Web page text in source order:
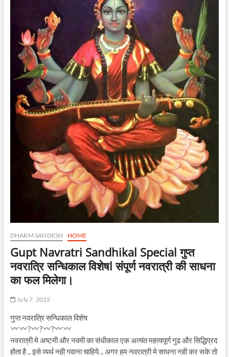
DHARM SANDESH HOME
Gupt Navratri Sandhikal Special गुप्त
नवरात्रि सन्धिकाल विशेषl संपूर्ण नवरात्री की साधना
का फल मिलेगा।
July 7, 2022
गुप्त नवरात्रि सन्धिकाल विशेष
?
?
?
नवरात्री मे अष्टमी और नवमी का संधीकाल एक अत्यंत महत्वपूर्ण गुढ और सिद्धिप्रद
होता है .. इसे व्यर्थ नही गवाना चाहिये .. अगर हम नवरात्री मे साधना नही कर सके तो